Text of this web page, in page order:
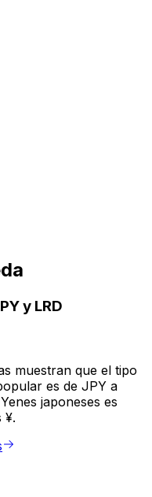
y LRD
muestran que el tipo
es de JPY a
japoneses es
¥.